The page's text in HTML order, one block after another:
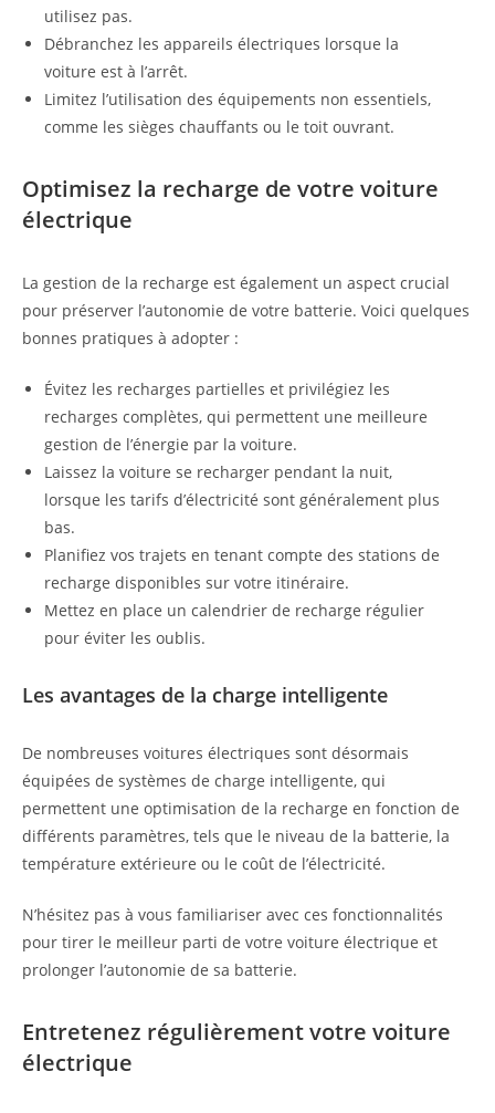
utilisez pas.
Débranchez les appareils électriques lorsque la
voiture est à l’arrêt.
Limitez l’utilisation des équipements non essentiels,
comme les sièges chauffants ou le toit ouvrant.
Optimisez la recharge de votre voiture
électrique
La gestion de la recharge est également un aspect crucial
pour préserver l’autonomie de votre batterie. Voici quelques
bonnes pratiques à adopter :
Évitez les recharges partielles et privilégiez les
recharges complètes, qui permettent une meilleure
gestion de l’énergie par la voiture.
Laissez la voiture se recharger pendant la nuit,
lorsque les tarifs d’électricité sont généralement plus
bas.
Planifiez vos trajets en tenant compte des stations de
recharge disponibles sur votre itinéraire.
Mettez en place un calendrier de recharge régulier
pour éviter les oublis.
Les avantages de la charge intelligente
De nombreuses voitures électriques sont désormais
équipées de systèmes de charge intelligente, qui
permettent une optimisation de la recharge en fonction de
différents paramètres, tels que le niveau de la batterie, la
température extérieure ou le coût de l’électricité.
N’hésitez pas à vous familiariser avec ces fonctionnalités
pour tirer le meilleur parti de votre voiture électrique et
prolonger l’autonomie de sa batterie.
Entretenez régulièrement votre voiture
électrique